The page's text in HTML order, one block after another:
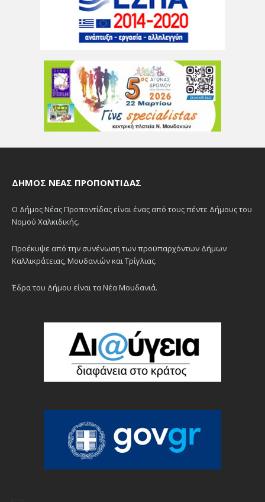
ΔΉΜΟΣ ΝΈΑΣ ΠΡΟΠΟΝΤΊΔΑΣ
Ο Δήμος Νέας Προποντίδας είναι ένας από τους πέντε Δήμους του
Νομού Χαλκιδικής.
Προέκυψε από την συνένωση των προϋπαρχόντων Δήμων
Καλλικράτειας, Μουδανιών και Τρίγλιας.
Έδρα του Δήμου είναι τα Νέα Μουδανιά.